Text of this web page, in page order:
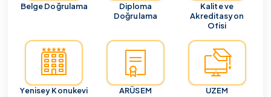
Belge Doğrulama
Diploma
Doğrulama
Kalite ve
Akreditasyon
Ofisi
Yenisey Konukevi ARÜSEM UZEM